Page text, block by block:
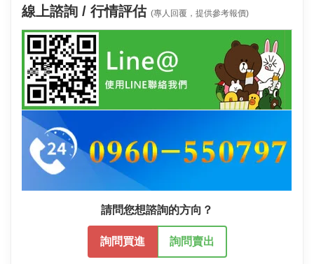
線上諮詢 / 行情評估 (專人回覆，提供參考報價)
請問您想諮詢的方向？
詢問買進 詢問賣出